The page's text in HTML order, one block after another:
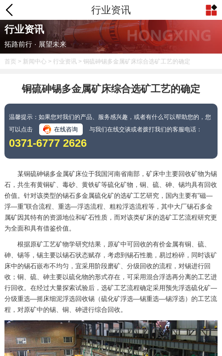
行业资讯
行业资讯
拓路前行 · 展望未来
首页 > 新闻中心> 行业资讯> 铜硫砷锡多金属矿床综合选矿工艺的确定
铜硫砷锡多金属矿床综合选矿工艺的确定
温馨提示：如果您对我们的产品、服务感兴趣，或者有什么可以帮助您的，您
可以点击
在线咨询 与我们在线交谈或者拨打我们的客服电话：
0371-6777 2626
某铜硫砷锡多金属矿床位于我国河南省南部，矿床中主要回收矿物为锡
石，共生有黄铜矿、毒砂、黄铁矿等硫化矿物，铜、硫、砷、锡均具有回收
价值。针对该类型的锡石多金属硫化矿的选矿工艺研究，国内主要有“磁—
浮—重”联合流程、重选—浮选流程、粗粒浮选流程等，其中大厂锡石多金
属矿因其特有的资源地位和矿石性质，而对该类矿床的选矿工艺流程研究更
为全面和具有借鉴价值。
根据原矿工艺矿物学研究结果，原矿中可回收的有价金属有铜、硫、
砷、锡等，锡主要以锡石状态赋存，考虑到锡石性脆，易过粉碎，同时该矿
床中的锡石嵌布不均匀，宜采用阶段磨矿、分级回收的流程，对锡进行回
收；铜、硫、砷主要以硫化物的形式存在，可采用混合浮选再分离的工艺进
行回收。在经过大量探索试验后，选矿工艺流程确定采用预先浮选硫化矿—
分级重选—摇床细泥浮选回收锡（硫化矿浮选—锡重选—锡浮选）的工艺流
程，对原矿中的锡、铜、砷进行综合回收。